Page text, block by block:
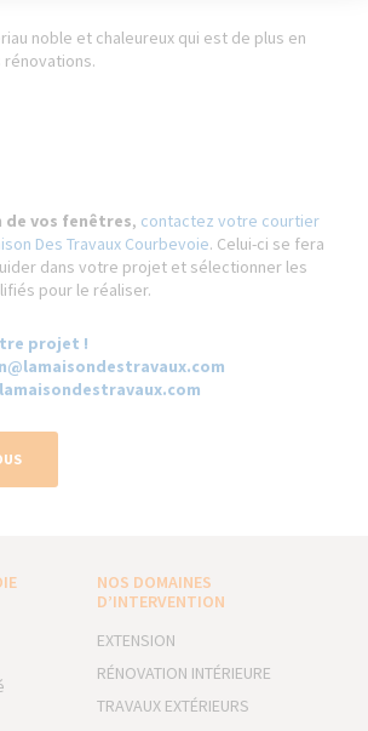
noble et chaleureux qui est de plus en
rénovations.
vos fenêtres, contactez votre courtier
Des Travaux Courbevoie. Celui-ci se fera
dans votre projet et sélectionner les
pour le réaliser.
projet !
NOS DOMAINES
D’INTERVENTION
EXTENSION
RÉNOVATION INTÉRIEURE
TRAVAUX EXTÉRIEURS